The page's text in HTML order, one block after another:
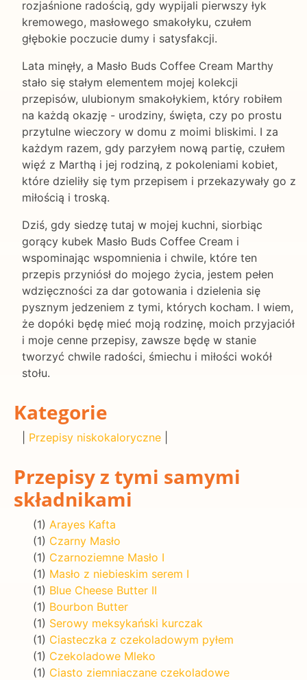
rozjaśnione radością, gdy wypijali pierwszy łyk
kremowego, masłowego smakołyku, czułem
głębokie poczucie dumy i satysfakcji.
Lata minęły, a Masło Buds Coffee Cream Marthy
stało się stałym elementem mojej kolekcji
przepisów, ulubionym smakołykiem, który robiłem
na każdą okazję - urodziny, święta, czy po prostu
przytulne wieczory w domu z moimi bliskimi. I za
każdym razem, gdy parzyłem nową partię, czułem
więź z Marthą i jej rodziną, z pokoleniami kobiet,
które dzieliły się tym przepisem i przekazywały go z
miłością i troską.
Dziś, gdy siedzę tutaj w mojej kuchni, siorbiąc
gorący kubek Masło Buds Coffee Cream i
wspominając wspomnienia i chwile, które ten
przepis przyniósł do mojego życia, jestem pełen
wdzięczności za dar gotowania i dzielenia się
pysznym jedzeniem z tymi, których kocham. I wiem,
że dopóki będę mieć moją rodzinę, moich przyjaciół
i moje cenne przepisy, zawsze będę w stanie
tworzyć chwile radości, śmiechu i miłości wokół
stołu.
Kategorie
Przepisy niskokaloryczne
Przepisy z tymi samymi
składnikami
(1) Arayes Kafta
(1) Czarny Masło
(1) Czarnoziemne Masło I
(1) Masło z niebieskim serem I
(1) Blue Cheese Butter II
(1) Bourbon Butter
(1) Serowy meksykański kurczak
(1) Ciasteczka z czekoladowym pyłem
(1) Czekoladowe Mleko
(1) Ciasto ziemniaczane czekoladowe